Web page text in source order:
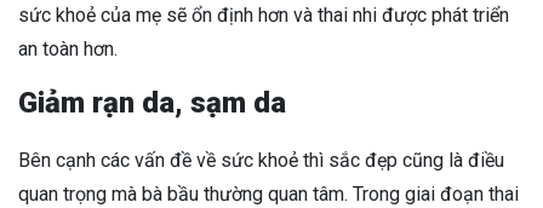
sức khoẻ của mẹ sẽ ổn định hơn và thai nhi được phát triển
an toàn hơn.
Giảm rạn da, sạm da
Bên cạnh các vấn đề về sức khoẻ thì sắc đẹp cũng là điều
quan trọng mà bà bầu thường quan tâm. Trong giai đoạn thai